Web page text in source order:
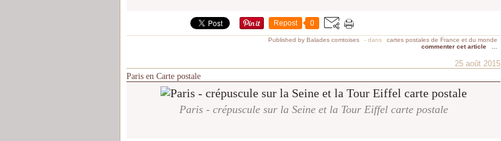
Repost 0
Published by Balades comtoises - dans
cartes postales de France et du monde
commenter cet article
25 août 2015
Paris en Carte postale
Paris - crépuscule sur la Seine et la Tour Eiffel carte postale